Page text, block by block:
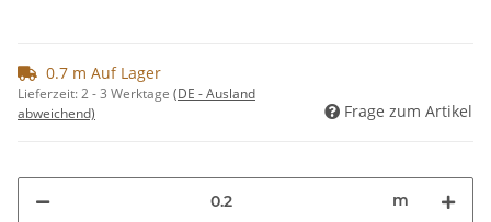
0.7 m Auf Lager
Lieferzeit:2 - 3 Werktage (DE - Ausland
abweichend)
Frage zum Artikel
m